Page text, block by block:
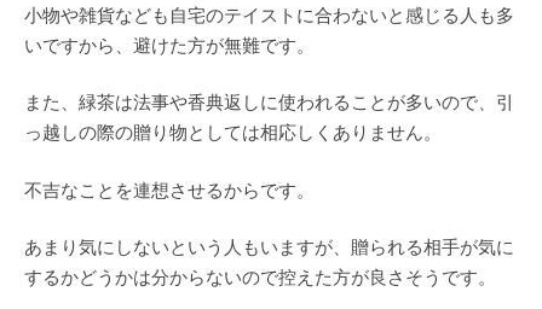
小物や雑貨なども自宅のテイストに合わないと感じる人も多
いですから、避けた方が無難です。
また、緑茶は法事や香典返しに使われることが多いので、引
っ越しの際の贈り物としては相応しくありません。
不吉なことを連想させるからです。
あまり気にしないという人もいますが、贈られる相手が気に
するかどうかは分からないので控えた方が良さそうです。